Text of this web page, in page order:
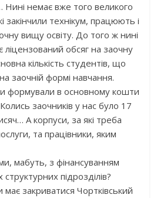
Нині немає вже того великого
закінчили технікум, працюють і
вищу освіту. До того ж нині
ліцензований обсяг на заочну
кількість студентів, що
заочній формі навчання.
формували в основному кошти
заочників у нас було 17
А корпуси, за які треба
та працівники, яким
мабуть, з фінансуванням
підрозділів?
закриватися Чортківський